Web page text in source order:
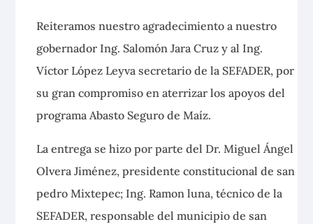
Reiteramos nuestro agradecimiento a nuestro
gobernador Ing. Salomón Jara Cruz y al Ing.
Víctor López Leyva secretario de la SEFADER, por
su gran compromiso en aterrizar los apoyos del
programa Abasto Seguro de Maíz.
La entrega se hizo por parte del Dr. Miguel Ángel
Olvera Jiménez, presidente constitucional de san
pedro Mixtepec; Ing. Ramon luna, técnico de la
SEFADER, responsable del municipio de san